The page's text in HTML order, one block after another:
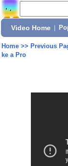
Video Home
Home>> Previous
ke a Pro